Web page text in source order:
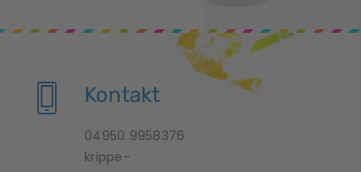
Kontakt
04950 9958376
krippe-